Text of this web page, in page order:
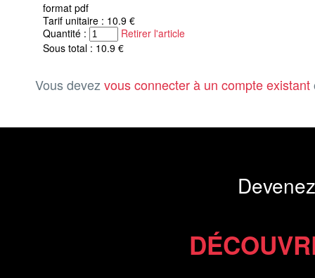
format pdf
Tarif unitaire : 10.9 €
Quantité :
Retirer l'article
Sous total : 10.9 €
Vous devez vous connecter à un compte existant